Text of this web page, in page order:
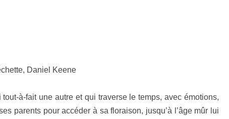
Daniel Keene
à-fait une autre et qui traverse le temps, avec émotions,
parents pour accéder à sa floraison, jusqu’à l’âge mûr lui